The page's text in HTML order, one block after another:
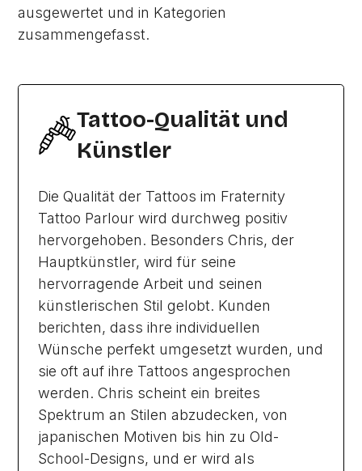
ausgewertet und in Kategorien
zusammengefasst.
Tattoo-Qualität und
Künstler
Die Qualität der Tattoos im Fraternity
Tattoo Parlour wird durchweg positiv
hervorgehoben. Besonders Chris, der
Hauptkünstler, wird für seine
hervorragende Arbeit und seinen
künstlerischen Stil gelobt. Kunden
berichten, dass ihre individuellen
Wünsche perfekt umgesetzt wurden, und
sie oft auf ihre Tattoos angesprochen
werden. Chris scheint ein breites
Spektrum an Stilen abzudecken, von
japanischen Motiven bis hin zu Old-
School-Designs, und er wird als